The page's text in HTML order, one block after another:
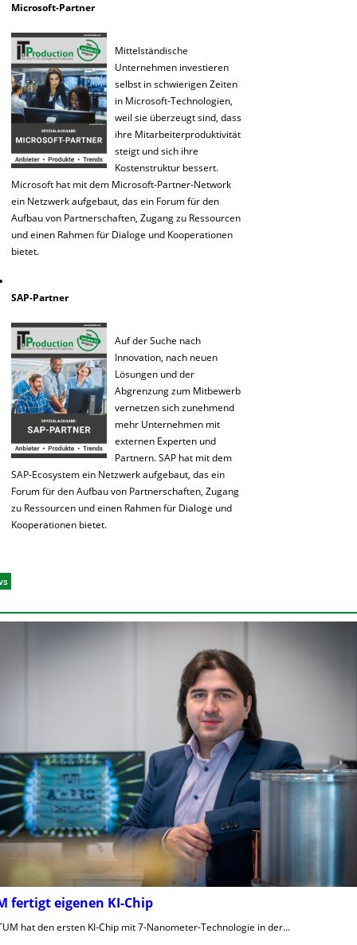
Microsoft-Partner
Mittelständische
Unternehmen investieren
selbst in schwierigen Zeiten
in Microsoft-Technologien,
weil sie überzeugt sind, dass
ihre Mitarbeiterproduktivität
steigt und sich ihre
Kostenstruktur bessert.
Microsoft hat mit dem Microsoft-Partner-Network
ein Netzwerk aufgebaut, das ein Forum für den
Aufbau von Partnerschaften, Zugang zu Ressourcen
und einen Rahmen für Dialoge und Kooperationen
bietet.
SAP-Partner
Auf der Suche nach
Innovation, nach neuen
Lösungen und der
Abgrenzung zum Mitbewerb
vernetzen sich zunehmend
mehr Unternehmen mit
externen Experten und
Partnern. SAP hat mit dem
SAP-Ecosystem ein Netzwerk aufgebaut, das ein
Forum für den Aufbau von Partnerschaften, Zugang
zu Ressourcen und einen Rahmen für Dialoge und
Kooperationen bietet.
fertigt eigenen KI-Chip
hat den ersten KI-Chip mit 7-Nanometer-Technologie in der…